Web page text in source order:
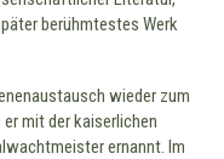
berühmtestes Werk
wieder zum
mit der kaiserlichen
ernannt. Im